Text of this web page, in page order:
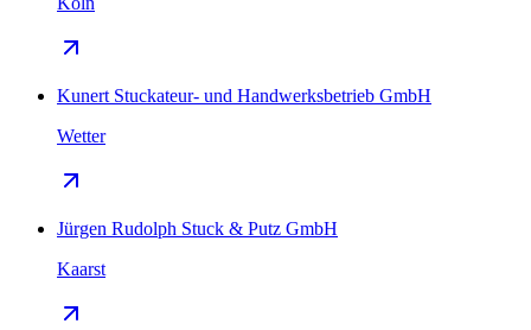
Kunert Stuckateur- und Handwerksbetrieb GmbH
Wetter
Jürgen Rudolph Stuck & Putz GmbH
Kaarst